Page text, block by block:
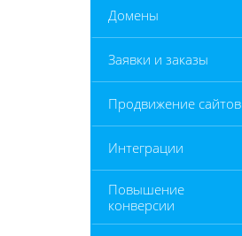
Домены
Заявки и заказы
Продвижение сайтов
Интеграции
Повышение
конверсии